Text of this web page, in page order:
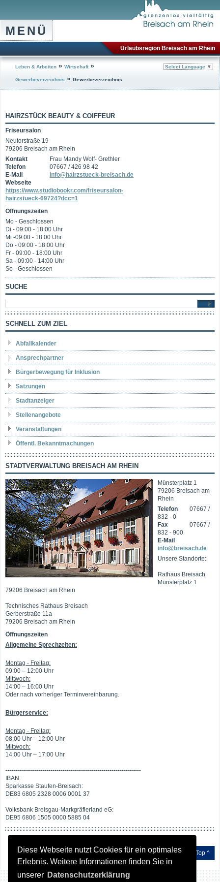
Diese Webseite nutzt Cookies für ein optimales
Erlebnis. Weitere Informationen finden Sie in
unserer Datenschutzerklärung
MENÜ
Urlaubsregion Breisach am Rhein
Leben & Arbeiten » Wirtschaft »
Gewerbeverzeichnis » Gewerbeverzeichnis
Select Language ▼
HAIRZSTÜCK BEAUTY & COIFFEUR
Friseursalon
Neutorstraße 19
79206 Breisach am Rhein
Kontakt
Frau Mandy Wolf- Grethler
Telefon
07667 / 426 98 42
E-Mail
info@hairzstueck-breisach.de
Webseite
https://www.studiobookr.com/friseursalon-
hairzstueck-69724?dcc=1
Öffnungszeiten
Mo - Geschlossen
Di - 09:00 - 18:00 Uhr
Mi -09:00 - 18:00 Uhr
Do - 09:00 - 18:00 Uhr
Fr - 09:00 - 18:00 Uhr
Sa - 09:00 - 14:00 Uhr
So - Geschlossen
SUCHE
SCHNELL ZUM ZIEL
Abfallkalender
Ansprechpartner
Bürgerbewegung für Inklusion
Satzungen
Stadtanzeiger
Stellenangebote
Veranstaltungen
Öffentl. Bekanntmachungen
STADTVERWALTUNG BREISACH AM RHEIN
Münsterplatz 1
79206 Breisach am
Rhein
Telefon
07667 /
832 - 0
Fax
07667 /
832 - 900
E-Mail
info@breisach.de
Unsere Standorte:
Rathaus Breisach
Münsterplatz 1
79206 Breisach am Rhein
Technisches Rathaus Breisach
Gerberstraße 11a
79206 Breisach am Rhein
Öffnungszeiten
Allgemeine Sprechzeiten:
Montag - Freitag:
09:00 – 12:00 Uhr
Mittwoch:
14:00 – 16:00 Uhr
Oder nach vorheriger Terminvereinbarung.
Bürgerservice:
Montag - Freitag:
08:00 Uhr – 12:00 Uhr
Mittwoch:
14:00 Uhr – 17:00 Uhr
---------------------------------------------------------------------
IBAN:
Sparkasse Staufen-Breisach:
DE83 6805 2328 0006 0001 37
Volksbank Breisgau-Markgräflerland eG:
DE95 6806 1505 0000 5885 04
Top ^